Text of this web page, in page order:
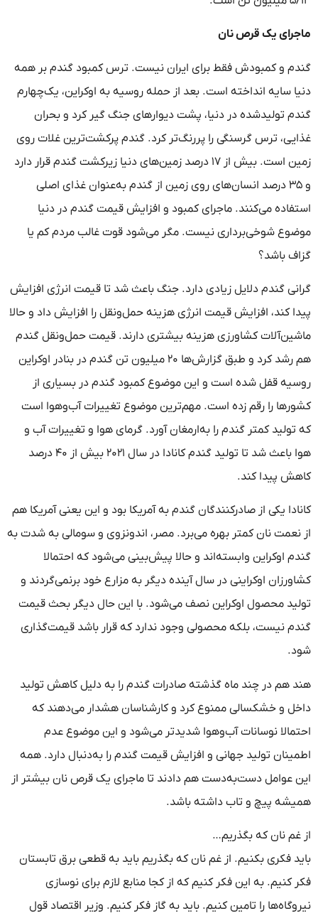
ماجرای یک قرص نان
گندم و کمبودش فقط برای ایران نیست. ترس کمبود گندم بر همه
دنیا سایه انداخته است. بعد از حمله روسیه به اوکراین، یک‌چهارم
گندم تولیدشده در دنیا، پشت دیوارهای جنگ گیر کرد و بحران
غذایی، ترس گرسنگی را پررنگ‌تر کرد. گندم پرکشت‌ترین غلات روی
زمین است. بیش از ۱۷ درصد زمین‌های دنیا زیرکشت گندم قرار دارد
و ۳۵ درصد انسان‌های روی زمین از گندم به‌عنوان غذای اصلی
استفاده می‌کنند. ماجرای کمبود و افزایش قیمت گندم در دنیا
موضوع شوخی‌برداری نیست. مگر می‌شود قوت غالب مردم کم یا
گزاف باشد؟
گرانی گندم دلایل زیادی دارد. جنگ باعث شد تا قیمت انرژی افزایش
پیدا کند، افزایش قیمت انرژی هزینه حمل‌ونقل را افزایش داد و حالا
ماشین‌آلات کشاورزی هزینه بیشتری دارند. قیمت حمل‌ونقل گندم
هم رشد کرد و طبق گزارش‌ها ۲۰ میلیون تن گندم در بنادر اوکراین
روسیه قفل شده است و این موضوع کمبود گندم در بسیاری از
کشورها را رقم زده است. مهم‌ترین موضوع تغییرات آب‌وهوا است
که تولید کمتر گندم را به‌ارمغان آورد. گرمای هوا و تغییرات آب و
هوا باعث شد تا تولید گندم کانادا در سال ۲۰۲۱ بیش از ۴۰ درصد
کاهش پیدا کند.
کانادا یکی از صادرکنندگان گندم به آمریکا بود و این یعنی آمریکا هم
از نعمت نان کمتر بهره می‌برد. مصر، اندونزوی و سومالی به شدت به
گندم اوکراین وابسته‌اند و حالا پیش‌بینی می‌شود که احتمالا
کشاورزان اوکراینی در سال آینده دیگر به مزارع خود برنمی‌گردند و
تولید محصول اوکراین نصف می‌شود. با این حال دیگر بحث قیمت
گندم نیست، بلکه محصولی وجود ندارد که قرار باشد قیمت‌گذاری
شود.
هند هم در چند ماه گذشته صادرات گندم را به دلیل کاهش تولید
داخل و خشکسالی ممنوع کرد و کارشناسان هشدار می‌دهند که
احتمالا نوسانات آب‌وهوا شدیدتر می‌شود و این موضوع عدم
اطمینان تولید جهانی و افزایش قیمت گندم را به‌دنبال دارد. همه
این عوامل دست‌به‌دست هم دادند تا ماجرای یک قرص نان بیشتر از
همیشه پیچ و تاب داشته باشد.
از غم نان که بگذریم…
باید فکری بکنیم. از غم نان که بگذریم باید به قطعی برق تابستان
فکر کنیم. به این فکر کنیم که از کجا منابع لازم برای نوسازی
نیروگاه‌ها را تامین کنیم. باید به گاز فکر کنیم. وزیر اقتصاد قول